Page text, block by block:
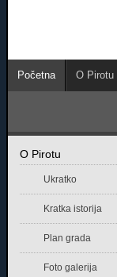
Početna O Pirotu
O Pirotu
Ukratko
Kratka istorija
Plan grada
Foto galerija